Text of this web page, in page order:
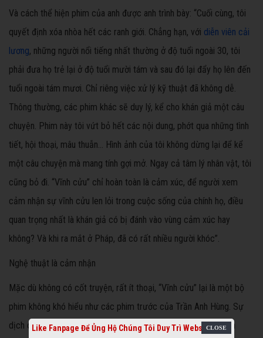
Và cách thể hiện phim của anh được anh trình bày: “Cuối cùng, tôi
quyết định xóa nhòa hết các ranh giới. Chẳng hạn, với diễn viên cải
lương, những người nổi tiếng nhất thường ở độ tuổi ngoài 30, tôi
phải đưa họ trẻ lại ở độ tuổi mười tám và sau đó lại đẩy họ lên đến
tuổi ngoài tám mươi. Chỉ riêng việc xử lý kỹ thuật đã không dễ.
Thông thường, các phim khác sẽ duy lý, kể cho khán giả một câu
chuyện. Phim này tôi vứt bỏ hết các nội dung, phớt qua những tình
tiết, hội thoại, mâu thuẫn… Hình ảnh của tôi không dừng lại để kể
một câu chuyện mà mang tính gợi mở. Ngay cả tâm lý nhân vật, tôi
cũng bỏ đi. “Vĩnh cửu” chỉ hoàn toàn là cảm xúc, để người xem
cảm nhận sự vĩnh cửu len lỏi trong cuộc sống của chính họ, điều
quan trọng nhất là khán giả có bị đánh vào vùng cảm xúc hay
không? Và khi ra mắt ở Pháp, đã có rất nhiều người khóc”.
Nghệ thuật là cảm nhận
Mặc dù không có cốt truyện, rất ít thoại, “Vĩnh cửu” lại là một bộ
phim không khó hiểu như các phim trước của Trần Anh Hùng. Sự
dịch chuyển về tâm lý của đạo diễn đã đi từ chỗ thể hiện mình
Like Fanpage Để Ủng Hộ Chúng Tôi Duy Trì Website